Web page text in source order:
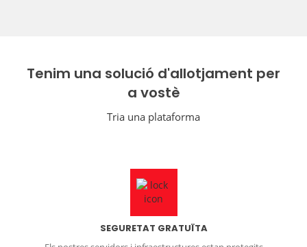
Tenim una solució d'allotjament per
a vostè
Tria una plataforma
SEGURETAT GRATUÏTA